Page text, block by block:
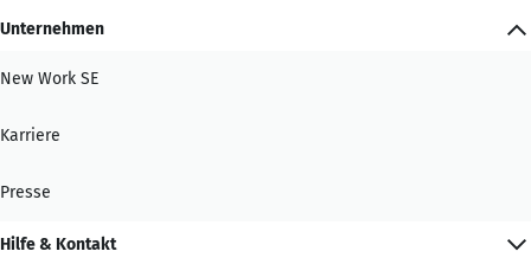
Unternehmen
New Work SE
Karriere
Presse
Hilfe & Kontakt